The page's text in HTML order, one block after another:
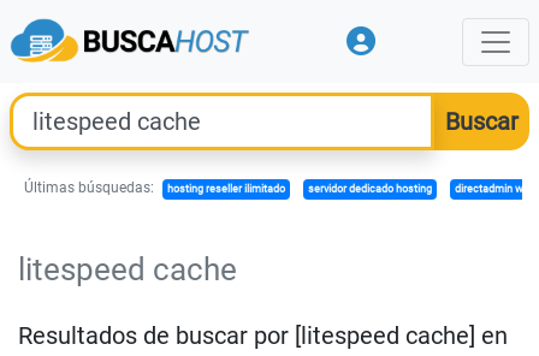
Últimas búsquedas: hosting reseller ilimitado servidor dedicado hosting directadmin
litespeed cache
Resultados de buscar por [litespeed cache] en